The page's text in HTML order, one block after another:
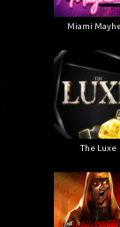
Miami
The Luxe